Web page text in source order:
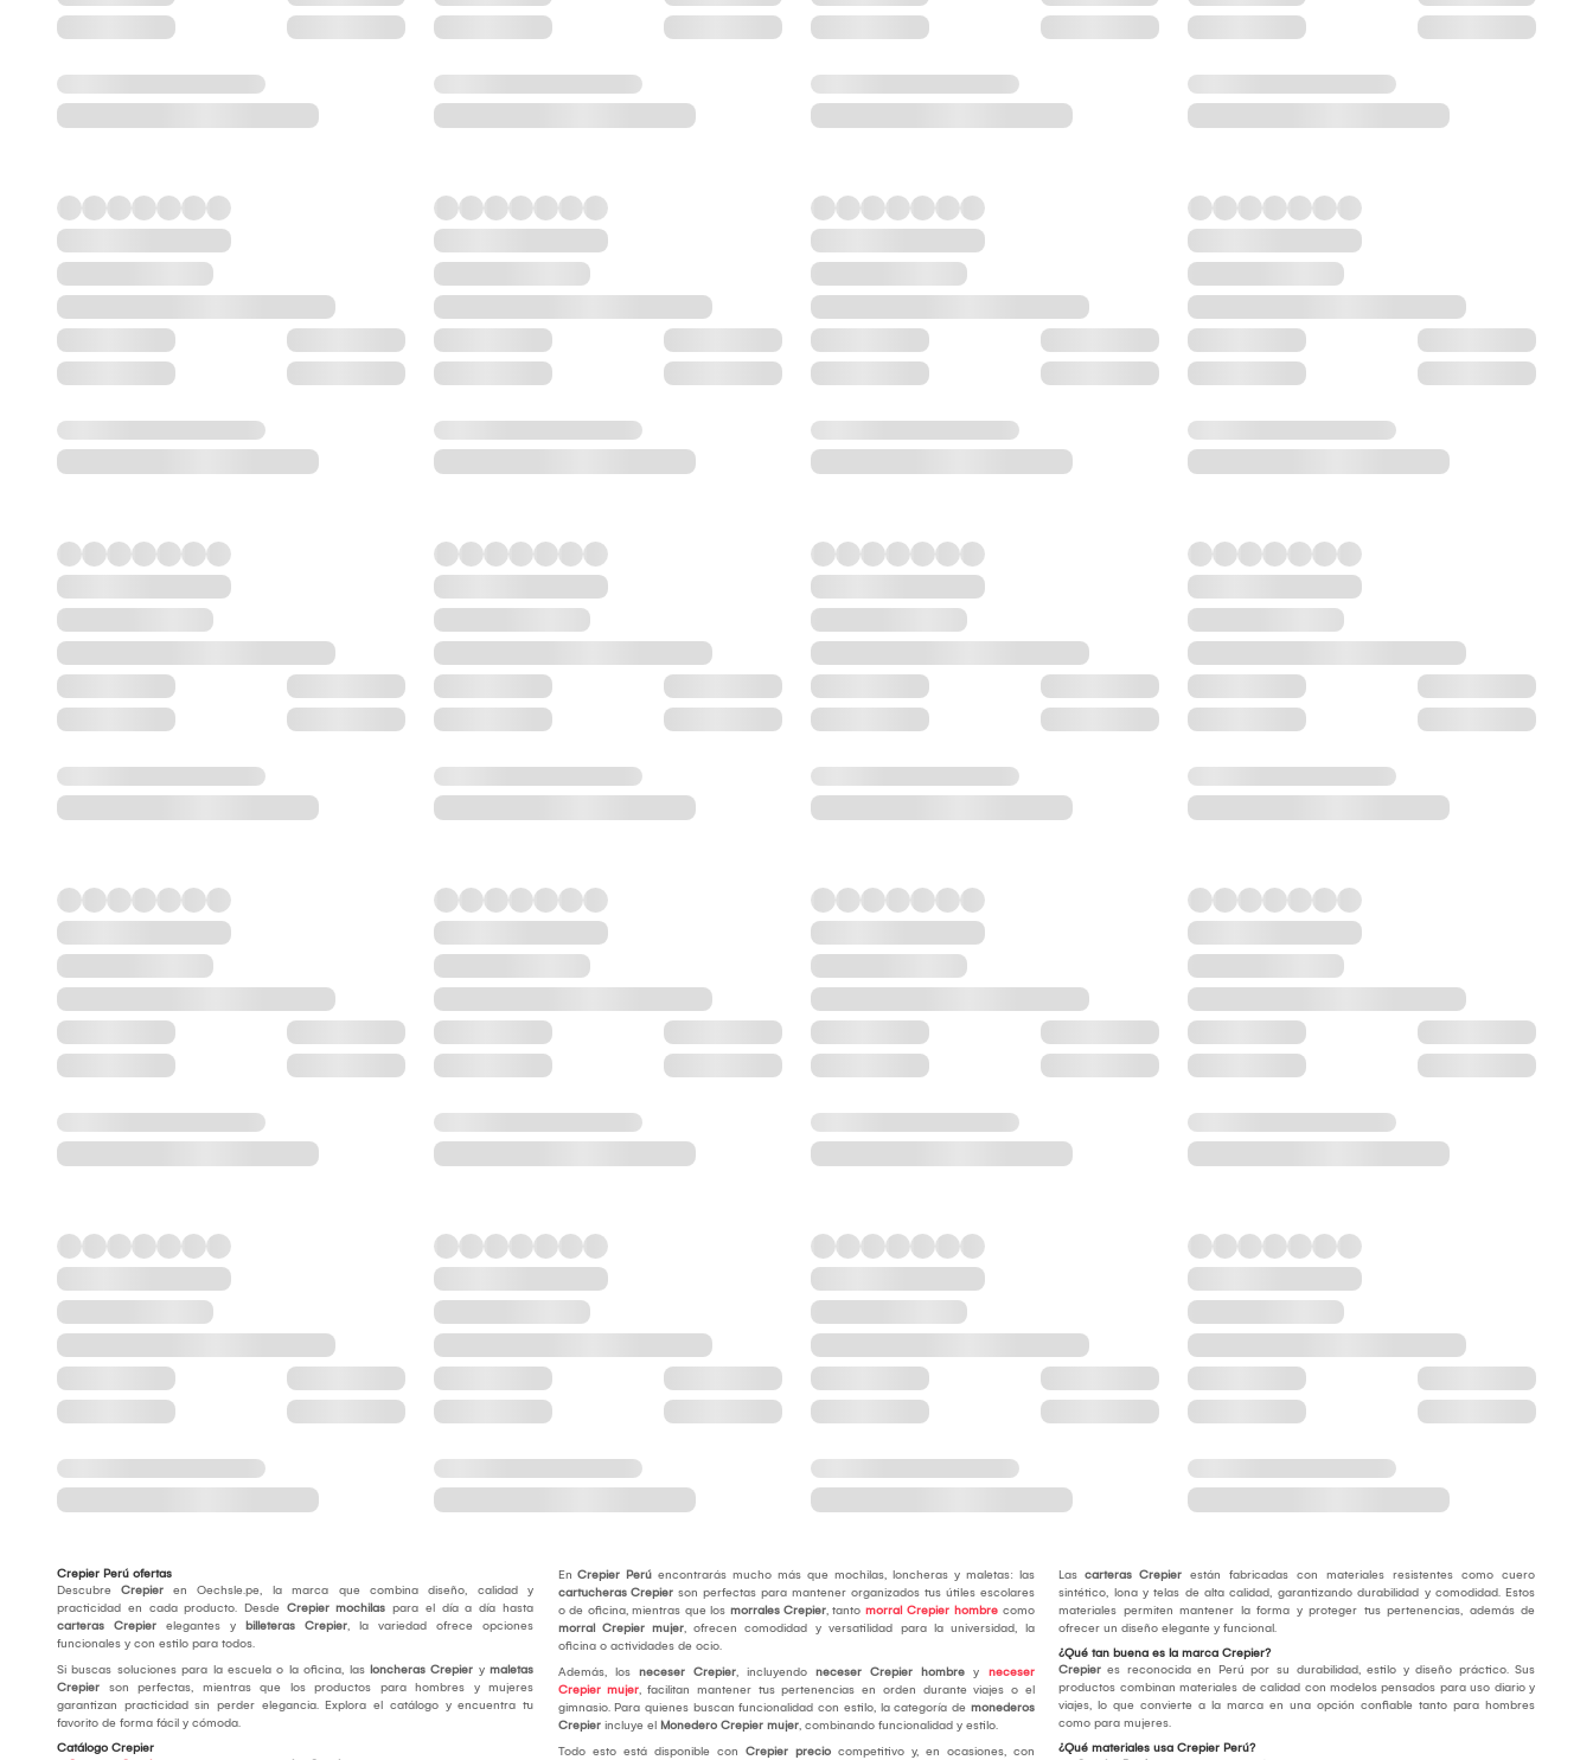
Crepier Perú ofertas
Descubre Crepier en Oechsle.pe, la marca que combina diseño, calidad y
practicidad en cada producto. Desde Crepier mochilas para el día a día hasta
carteras Crepier elegantes y billeteras Crepier, la variedad ofrece opciones
funcionales y con estilo para todos.
Si buscas soluciones para la escuela o la oficina, las loncheras Crepier y maletas
Crepier son perfectas, mientras que los productos para hombres y mujeres
garantizan practicidad sin perder elegancia. Explora el catálogo y encuentra tu
favorito de forma fácil y cómoda.
Catálogo Crepier
En Crepier Perúencontrarás mucho más que mochilas, loncheras y maletas: las
cartucheras Crepierson perfectas para mantener organizados tus útiles escolares
o de oficina, mientras que los morrales Crepier, tanto morral Crepier hombrecomo
morral Crepier mujer, ofrecen comodidad y versatilidad para la universidad, la
oficina o actividades de ocio.
Además, los neceser Crepier, incluyendo neceser Crepier hombrey neceser
Crepier mujer, facilitan mantener tus pertenencias en orden durante viajes o el
gimnasio. Para quienes buscan funcionalidad con estilo, la categoría de monederos
Crepierincluye el Monedero Crepier mujer, combinando funcionalidad y estilo.
Todo esto está disponible con Crepier preciocompetitivo y, en ocasiones, con
Lascarteras Crepier están fabricadas con materiales resistentes como cuero
sintético, lona y telas de alta calidad, garantizando durabilidad y comodidad. Estos
materiales permiten mantener la forma y proteger tus pertenencias, además de
ofrecer un diseño elegante y funcional.
¿Qué tan buena es la marca Crepier?
Crepieres reconocida en Perú por su durabilidad, estilo y diseño práctico. Sus
productos combinan materiales de calidad con modelos pensados para uso diario y
viajes, lo que convierte a la marca en una opción confiable tanto para hombres
como para mujeres.
¿Qué materiales usa Crepier Perú?